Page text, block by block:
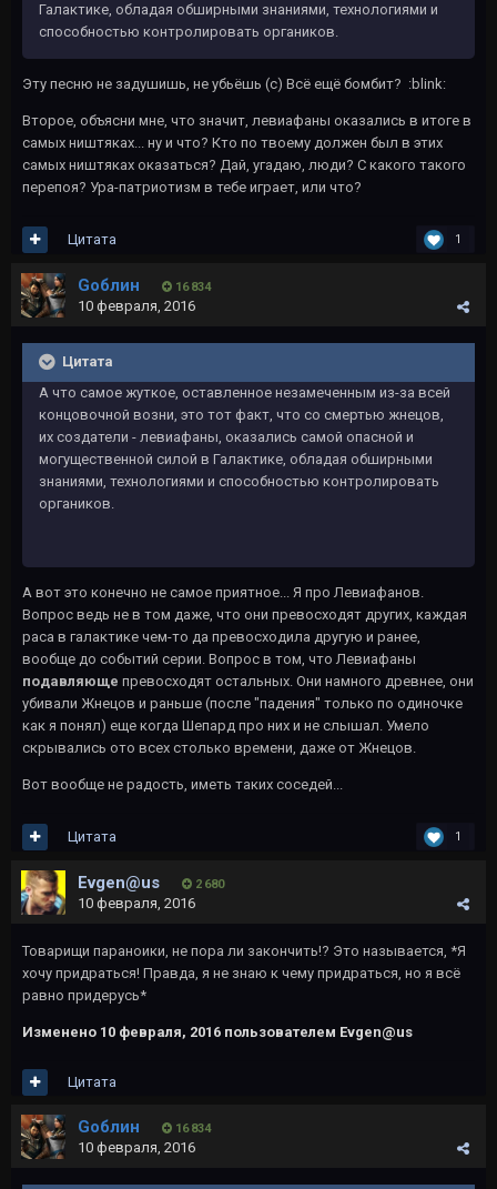
Галактике, обладая обширными знаниями, технологиями и
способностью контролировать органиков.
Эту песню не задушишь, не убьёшь (с) Всё ещё бомбит? :blink:
Второе, объясни мне, что значит, левиафаны оказались в итоге в
самых ништяках... ну и что? Кто по твоему должен был в этих
самых ништяках оказаться? Дай, угадаю, люди? С какого такого
перепоя? Ура-патриотизм в тебе играет, или что?
1
Цитата
Gоблин 16 834
10 февраля, 2016
Цитата
А что самое жуткое, оставленное незамеченным из-за всей
концовочной возни, это тот факт, что со смертью жнецов,
их создатели - левиафаны, оказались самой опасной и
могущественной силой в Галактике, обладая обширными
знаниями, технологиями и способностью контролировать
органиков.
А вот это конечно не самое приятное... Я про Левиафанов.
Вопрос ведь не в том даже, что они превосходят других, каждая
раса в галактике чем-то да превосходила другую и ранее,
вообще до событий серии. Вопрос в том, что Левиафаны
подавляюще превосходят остальных. Они намного древнее, они
убивали Жнецов и раньше (после "падения" только по одиночке
как я понял) еще когда Шепард про них и не слышал. Умело
скрывались ото всех столько времени, даже от Жнецов.
Вот вообще не радость, иметь таких соседей...
1
Цитата
Evgen@us 2 680
10 февраля, 2016
Товарищи параноики, не пора ли закончить!? Это называется, *Я
хочу придраться! Правда, я не знаю к чему придраться, но я всё
равно придерусь*
Изменено 10 февраля, 2016 пользователем Evgen@us
Цитата
Gоблин 16 834
10 февраля, 2016